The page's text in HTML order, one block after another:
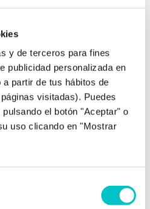
y de terceros para fines
publicidad personalizada en
partir de tus hábitos de
visitadas). Puedes
el botón "Aceptar" o
uso clicando en "Mostrar
2013
de Más
de El Correo, ha
profesional para
por conducir ebrio.
Rodríguez, directora
Centro de Psicología.